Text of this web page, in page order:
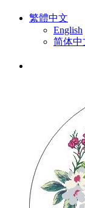
繁體中文
English
简体中